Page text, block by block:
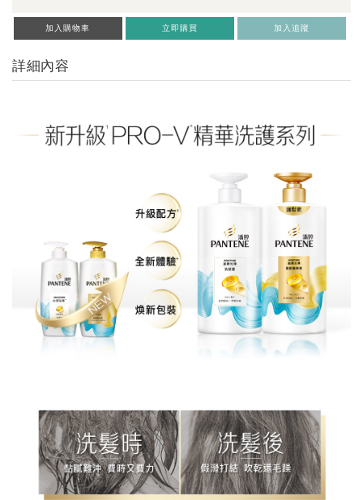
加入購物車 立即購買 加入追蹤
詳細內容